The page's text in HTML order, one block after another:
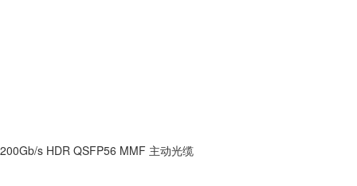
200Gb/s HDR QSFP56 MMF 主动光缆